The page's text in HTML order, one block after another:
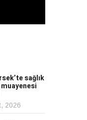
sağlık
2026